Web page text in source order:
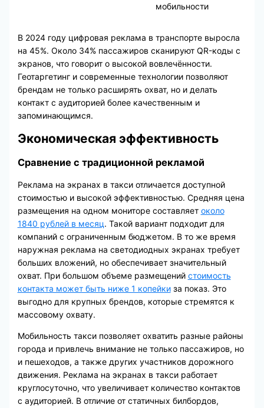
мобильности
В 2024 году цифровая реклама в транспорте выросла
на 45%. Около 34% пассажиров сканируют QR-коды с
экранов, что говорит о высокой вовлечённости.
Геотаргетинг и современные технологии позволяют
брендам не только расширять охват, но и делать
контакт с аудиторией более качественным и
запоминающимся.
Экономическая эффективность
Сравнение с традиционной рекламой
Реклама на экранах в такси отличается доступной
стоимостью и высокой эффективностью. Средняя цена
размещения на одном мониторе составляет около
1840 рублей в месяц. Такой вариант подходит для
компаний с ограниченным бюджетом. В то же время
наружная реклама на светодиодных экранах требует
больших вложений, но обеспечивает значительный
охват. При большом объеме размещений стоимость
контакта может быть ниже 1 копейкиза показ. Это
выгодно для крупных брендов, которые стремятся к
массовому охвату.
Мобильность такси позволяет охватить разные районы
города и привлечь внимание не только пассажиров, но
и пешеходов, а также других участников дорожного
движения. Реклама на экранах в такси работает
круглосуточно, что увеличивает количество контактов
с аудиторией. В отличие от статичных билбордов,